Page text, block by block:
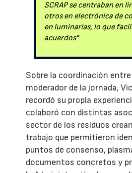
SCRAP se centraban en
otros en electrónica de
en luminarias, lo que
acuerdos"
Sobre la coordinación entre
moderador de la jornada,
recordó su propia
colaboró con distintas
sector de los residuos
trabajo que permitieron
puntos de consenso,
documentos concretos y